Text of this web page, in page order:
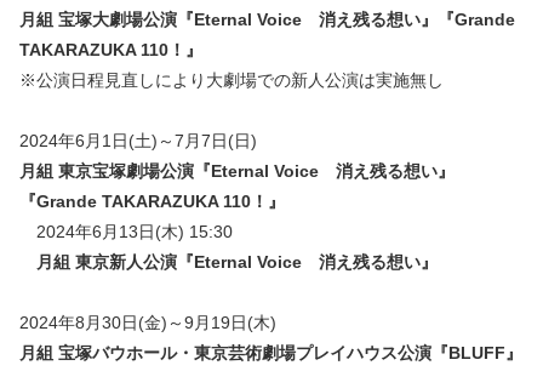
月組 宝塚大劇場公演『Eternal Voice 消え残る想い』『Grande
TAKARAZUKA 110！』
※公演日程見直しにより大劇場での新人公演は実施無し
2024年6月1日(土)～7月7日(日)
月組 東京宝塚劇場公演『Eternal Voice 消え残る想い』
『Grande TAKARAZUKA 110！』
2024年6月13日(木) 15:30
月組 東京新人公演『Eternal Voice 消え残る想い』
2024年8月30日(金)～9月19日(木)
月組 宝塚バウホール・東京芸術劇場プレイハウス公演『BLUFF』